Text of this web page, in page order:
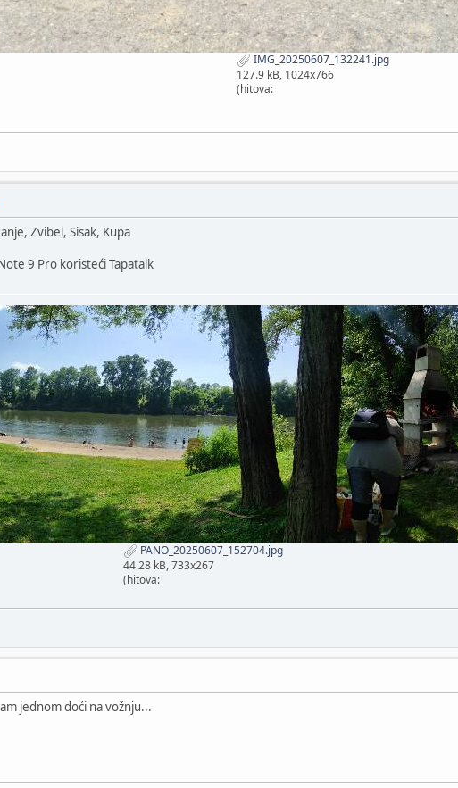
IMG_20250607_132241.jpg
127.9 kB, 1024x766
(hitova:
Zvibel, Sisak, Kupa
9 Pro koristeći Tapatalk
PANO_20250607_152704.jpg
44.28 kB, 733x267
(hitova:
jednom doći na vožnju...